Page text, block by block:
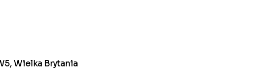
Wielka Brytania